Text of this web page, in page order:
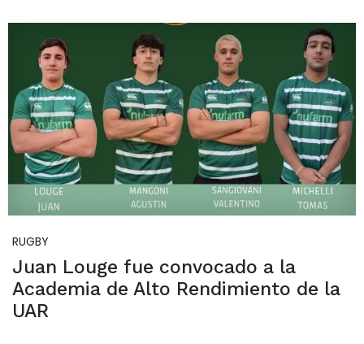
RUGBY
Juan Louge fue convocado a la
Academia de Alto Rendimiento de la
UAR